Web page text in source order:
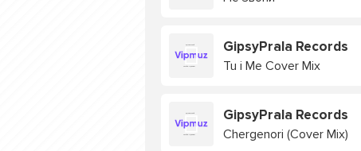
GipsyPrala Records
Tu i Me Cover Mix
GipsyPrala Records
Chergenori (Cover Mix)